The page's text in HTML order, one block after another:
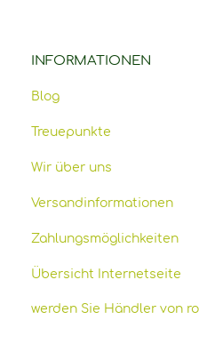
INFORMATIONEN
Blog
Treuepunkte
Wir über uns
Versandinformationen
Zahlungsmöglichkeiten
Übersicht Internetseite
werden Sie Händler von